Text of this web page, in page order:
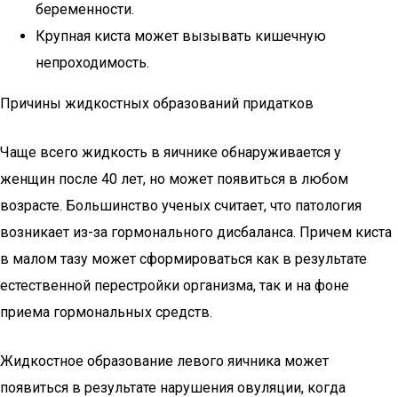
беременности.
Крупная киста может вызывать кишечную
непроходимость.
Причины жидкостных образований придатков
Чаще всего жидкость в яичнике обнаруживается у
женщин после 40 лет, но может появиться в любом
возрасте. Большинство ученых считает, что патология
возникает из-за гормонального дисбаланса. Причем киста
в малом тазу может сформироваться как в результате
естественной перестройки организма, так и на фоне
приема гормональных средств.
Жидкостное образование левого яичника может
появиться в результате нарушения овуляции, когда